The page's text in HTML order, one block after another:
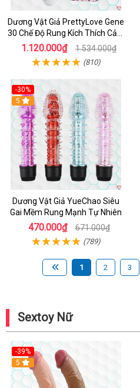
Dương Vật Giả PrettyLove Gene
30 Chế Độ Rung Kích Thích Cảm
Biến Âm Thanh
1.120.000₫ 1.534.000₫
(810)
-30%
Hot
5
Dương Vật Giả YueChao Siêu
Gai Mềm Rung Mạnh Tự Nhiên
470.000₫ 671.000₫
(789)
1 2 3
Sextoy Nữ
-39%
Hot
5